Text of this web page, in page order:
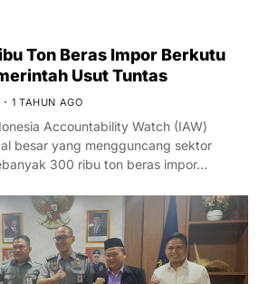
Ton Beras Impor Berkutu
Usut Tuntas
1 TAHUN AGO
Accountability Watch (IAW)
besar yang mengguncang sektor
300 ribu ton beras impor…